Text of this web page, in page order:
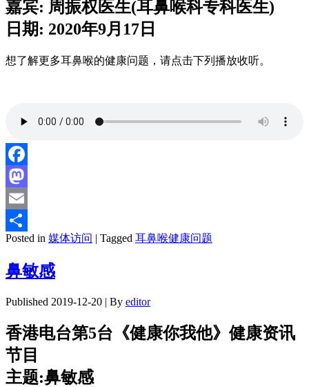
嘉宾: 周振权医生(耳鼻喉科专科医生)
日期: 2020年9月17日
想了解更多耳鼻喉的健康问题，请点击下列播放收听。
Facebook
Mastodon
Email
分
享
Posted in 媒体访问 | Tagged 耳鼻喉健康问题
鼻敏感
Published 2019-12-20 | By editor
香港电台第5台《健康你我他》健康资讯
节目
主题:鼻敏感